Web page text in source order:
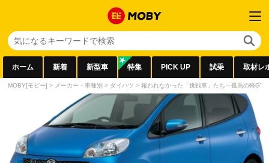
ホーム 新着 新型車 特集 PICK UP 試乗 取材レ
MOBY[モビー] > メーカー・車種別 > ダイハツ > 報われなかった「挑戦車」たち～孤高の軽GT